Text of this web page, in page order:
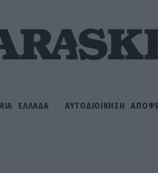
ΕΛΛΑΔΑ ΑΥΤΟΔΙΟΙΚΗΣΗ